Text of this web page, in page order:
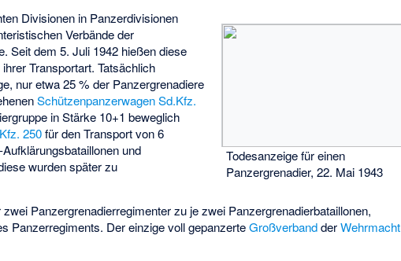
Todesanzeige für einen
Panzergrenadier, 22. Mai 1943
Divisionen in Panzerdivisionen
Verbände der
Seit dem 5. Juli 1942 hießen diese
Transportart. Tatsächlich
nur etwa 25 % der Panzergrenadiere
Schützenpanzerwagen Sd.Kfz.
in Stärke 10+1 beweglich
250für den Transport von 6
und
wurden später zu
Panzergrenadierregimenter zu je zwei Panzergrenadierbataillonen,
Panzerregiments. Der einzige voll gepanzerteGroßverbandderWehrmacht